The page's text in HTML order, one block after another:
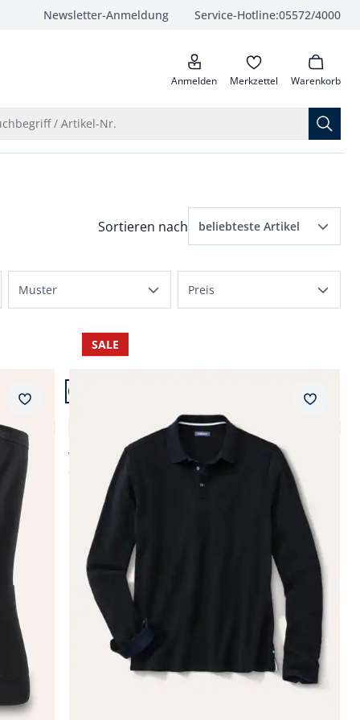
Newsletter-Anmeldung Service-Hotline:05572/4000
anrufen
Anmelden Merkzettel Warenkorb
/ Artikel-Nr.
Menü Sortierung: beliebteste Artikel
Sortieren nach beliebteste Artikel
Preis aufsteigend
Muster Preis
Merkzettel
Artikel 3 von 4.
SALE
4,9 (10)
ab € 89,99
ab € 44,99